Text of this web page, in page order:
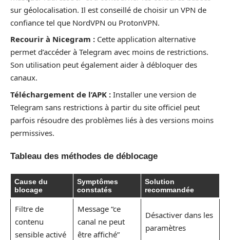
sur géolocalisation. Il est conseillé de choisir un VPN de
confiance tel que NordVPN ou ProtonVPN.
Recourir à Nicegram : Cette application alternative
permet d’accéder à Telegram avec moins de restrictions.
Son utilisation peut également aider à débloquer des
canaux.
Téléchargement de l’APK : Installer une version de
Telegram sans restrictions à partir du site officiel peut
parfois résoudre des problèmes liés à des versions moins
permissives.
Tableau des méthodes de déblocage
Cause du
blocage
Symptômes
constatés
Solution
recommandée
Filtre de
contenu
sensible activé
Message “ce
canal ne peut
être affiché”
Désactiver dans les
paramètres